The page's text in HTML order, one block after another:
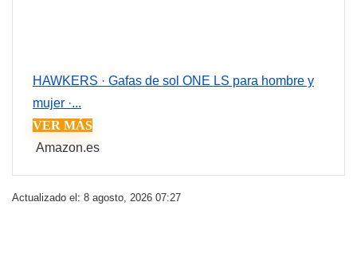
HAWKERS · Gafas de sol ONE LS para hombre y
mujer ·...
VER MÁS
Amazon.es
Actualizado el: 8 agosto, 2026 07:27